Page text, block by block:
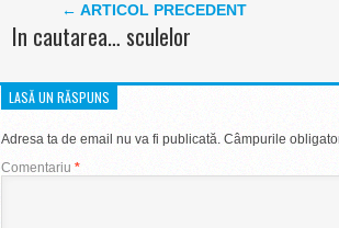
← ARTICOL PRECEDENT
In cautarea… sculelor
LASĂ UN RĂSPUNS
Adresa ta de email nu va fi publicată. Câmpurile
Comentariu *